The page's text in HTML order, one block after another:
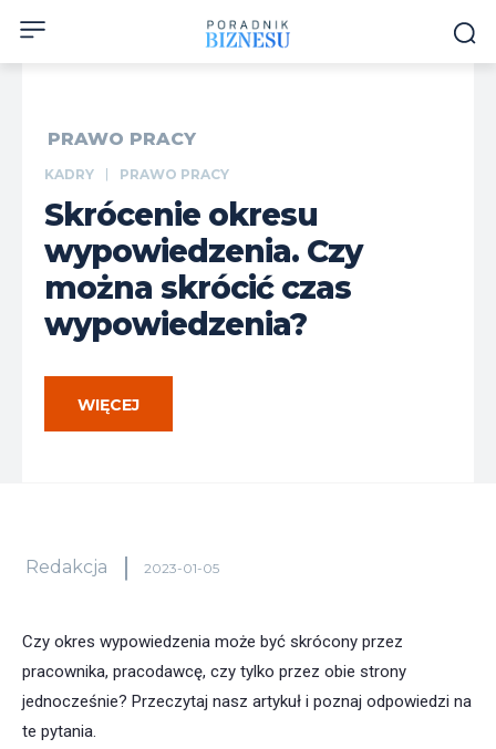
PRAWO PRACY
KADRY PRAWO PRACY
Skrócenie okresu
wypowiedzenia. Czy
można skrócić czas
wypowiedzenia?
WIĘCEJ
Redakcja 2023-01-05
Czy okres wypowiedzenia może być skrócony przez
pracownika, pracodawcę, czy tylko przez obie strony
jednocześnie? Przeczytaj nasz artykuł i poznaj odpowiedzi na
te pytania.